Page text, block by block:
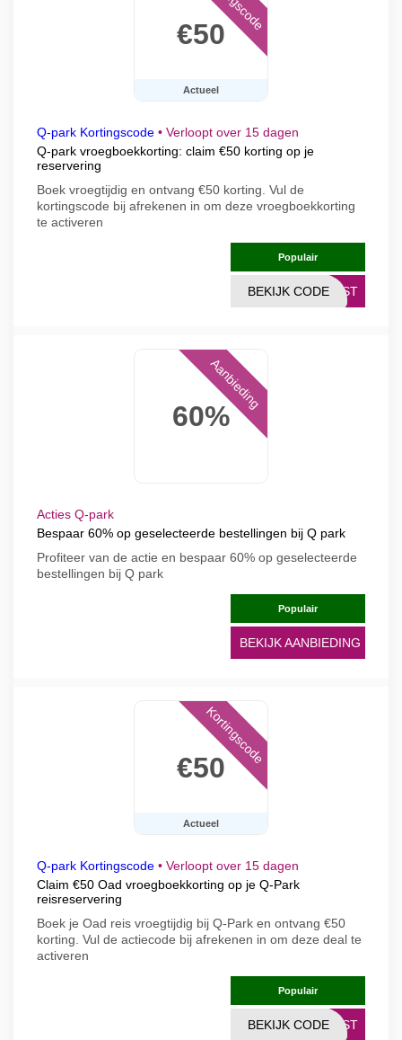
€50
Actueel
Q-park Kortingscode • Verloopt over 15 dagen
Q-park vroegboekkorting: claim €50 korting op je
reservering
Boek vroegtijdig en ontvang €50 korting. Vul de
kortingscode bij afrekenen in om deze vroegboekkorting
te activeren
Populair
ERST
BEKIJK CODE
60%
Aanbieding
Acties Q-park
Bespaar 60% op geselecteerde bestellingen bij Q park
Profiteer van de actie en bespaar 60% op geselecteerde
bestellingen bij Q park
Populair
BEKIJK AANBIEDING
€50
Actueel
Kortingscode
Q-park Kortingscode • Verloopt over 15 dagen
Claim €50 Oad vroegboekkorting op je Q-Park
reisreservering
Boek je Oad reis vroegtijdig bij Q-Park en ontvang €50
korting. Vul de actiecode bij afrekenen in om deze deal te
activeren
Populair
ERST
BEKIJK CODE